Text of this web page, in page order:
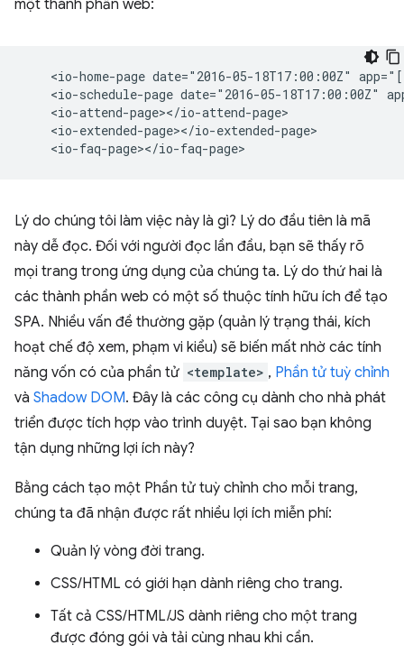
một thành phần web:
<io-home-page date="2016-05-18T17:00:00Z"
<io-schedule-page date="2016-05-18T17:00:00Z"
    <io-attend-page></io-attend-page>
    <io-extended-page></io-extended-page>
Lý do chúng tôi làm việc này là gì? Lý do đầu tiên là mã
này dễ đọc. Đối với người đọc lần đầu, bạn sẽ thấy rõ
mọi trang trong ứng dụng của chúng ta. Lý do thứ hai là
các thành phần web có một số thuộc tính hữu ích để tạo
SPA. Nhiều vấn đề thường gặp (quản lý trạng thái, kích
hoạt chế độ xem, phạm vi kiểu) sẽ biến mất nhờ các tính
năng vốn có của phần tử <template> , Phần tử tuỳ chỉnh
và Shadow DOM. Đây là các công cụ dành cho nhà phát
triển được tích hợp vào trình duyệt. Tại sao bạn không
tận dụng những lợi ích này?
Bằng cách tạo một Phần tử tuỳ chỉnh cho mỗi trang,
chúng ta đã nhận được rất nhiều lợi ích miễn phí:
Quản lý vòng đời trang.
CSS/HTML có giới hạn dành riêng cho trang.
Tất cả CSS/HTML/JS dành riêng cho một trang
được đóng gói và tải cùng nhau khi cần.